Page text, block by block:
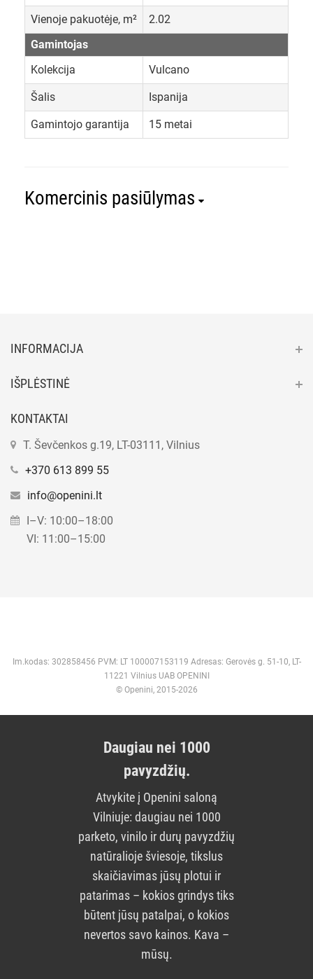
Vienoje pakuotėje, m²
2.02
Gamintojas
Kolekcija
Vulcano
Šalis Ispanija
Gamintojo garantija 15 metai
Komercinis pasiūlymas
INFORMACIJA
IŠPLĖSTINĖ
KONTAKTAI
T. Ševčenkos g.19, LT-03111, Vilnius
+370 613 899 55
info@openini.lt
I–V: 10:00–18:00
VI: 11:00–15:00
Im.kodas: 302858456 PVM: LT 100007153119 Adresas: Gerovės g. 51-10, LT-
11221 Vilnius UAB OPENINI
© Openini, 2015-2026
Daugiau nei 1000
pavyzdžių.
Atvykite į Openini saloną
Vilniuje: daugiau nei 1000
parketo, vinilo ir durų pavyzdžių
natūralioje šviesoje, tikslus
skaičiavimas jūsų plotui ir
patarimas – kokios grindys tiks
būtent jūsų patalpai, o kokios
nevertos savo kainos. Kava –
mūsų.